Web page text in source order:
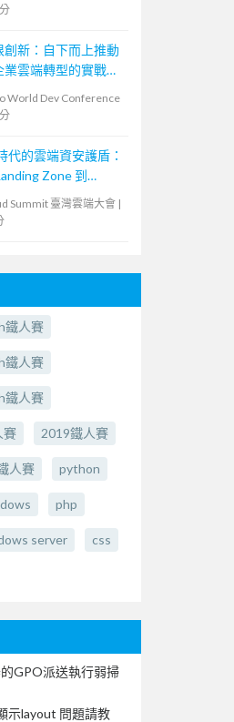
創新：自下而上推動
業雲端轉型的實戰策
World Dev Conference
代的雲端資安護盾：
Zone 到
Summit 臺灣雲端大會 |
鐵人賽
鐵人賽
鐵人賽
賽 2019鐵人賽
人賽 python
php
server css
GPO派送執行弱掃
示layout 問題請教